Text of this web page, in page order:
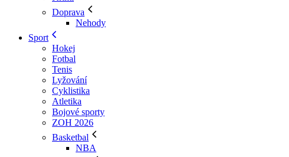
Doprava
Nehody
Sport
Hokej
Fotbal
Tenis
Lyžování
Cyklistika
Atletika
Bojové sporty
ZOH 2026
Basketbal
NBA